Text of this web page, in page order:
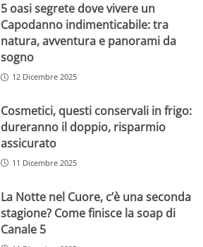
5 oasi segrete dove vivere un
Capodanno indimenticabile: tra
natura, avventura e panorami da
sogno
12 Dicembre 2025
Cosmetici, questi conservali in frigo:
dureranno il doppio, risparmio
assicurato
11 Dicembre 2025
La Notte nel Cuore, c’è una seconda
stagione? Come finisce la soap di
Canale 5